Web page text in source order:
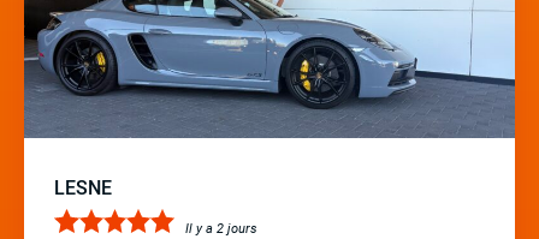
LESNE
Il y a 2 jours